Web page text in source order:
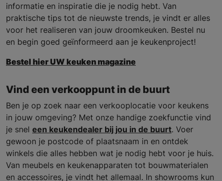
informatie en inspiratie die je nodig hebt. Van
praktische tips tot de nieuwste trends, je vindt er alles
voor het realiseren van jouw droomkeuken. Bestel nu
en begin goed geïnformeerd aan je keukenproject!
Bestel hier UW keuken magazine
Vind een verkooppunt in de buurt
Ben je op zoek naar een verkooplocatie voor keukens
in jouw omgeving? Met onze handige zoekfunctie vind
je snel een keukendealer bij jou in de buurt. Voer
gewoon je postcode of plaatsnaam in en ontdek
winkels die alles hebben wat je nodig hebt voor je huis.
Van meubels en keukenapparaten tot bouwmaterialen
en accessoires, je vindt het allemaal. In showrooms kun